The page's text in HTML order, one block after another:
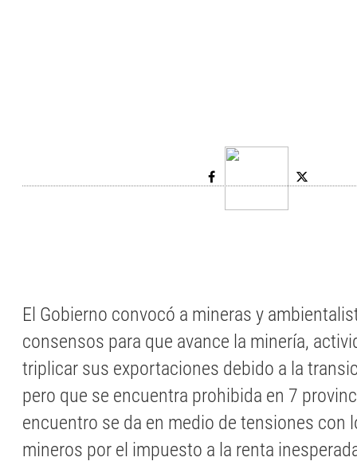
El Gobierno convocó a mineras y
consensos para que avance la minería,
triplicar sus exportaciones debido a la
pero que se encuentra prohibida en 7
encuentro se da en medio de tensiones con
mineros por el impuesto a la renta